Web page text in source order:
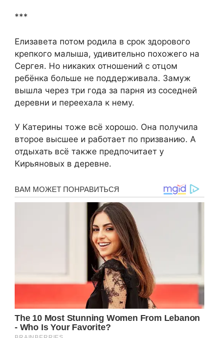
***
Елизавета потом родила в срок здорового
крепкого малыша, удивительно похожего на
Сергея. Но никаких отношений с отцом
ребёнка больше не поддерживала. Замуж
вышла через три года за парня из соседней
деревни и переехала к нему.
У Катерины тоже всё хорошо. Она получила
второе высшее и работает по призванию. А
отдыхать всё также предпочитает у
Кирьяновых в деревне.